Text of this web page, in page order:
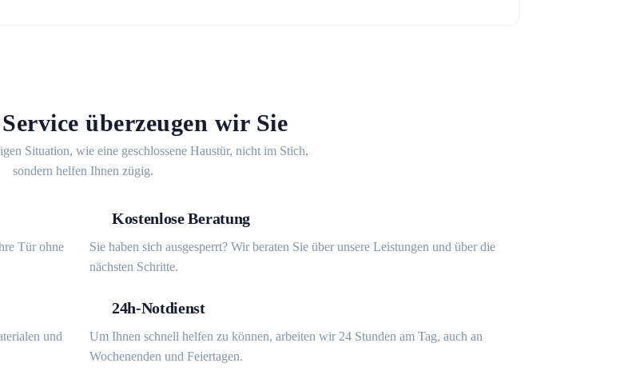
überzeugen wir Sie
Situation, wie eine geschlossene Haustür, nicht im Stich,
sondern helfen Ihnen zügig.
Tür ohne
Kostenlose Beratung
Sie haben sich ausgesperrt? Wir beraten Sie über unsere Leistungen und über die
nächsten Schritte.
und
24h-Notdienst
Um Ihnen schnell helfen zu können, arbeiten wir 24 Stunden am Tag, auch an
Wochenenden und Feiertagen.